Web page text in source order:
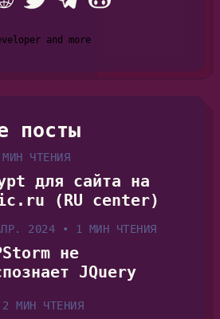
and more
посты
ЧТЕНИЯ
для сайта на
(RU center)
2024 • 1 МИН ЧТЕНИЯ
не
JQuery
2 МИН ЧТЕНИЯ